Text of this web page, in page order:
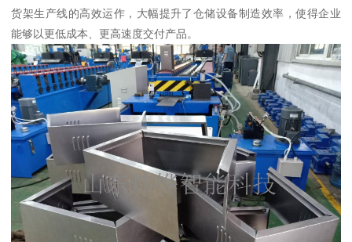
货架生产线的高效运作，大幅提升了仓储设备制造效率，使得企业
能够以更低成本、更高速度交付产品。